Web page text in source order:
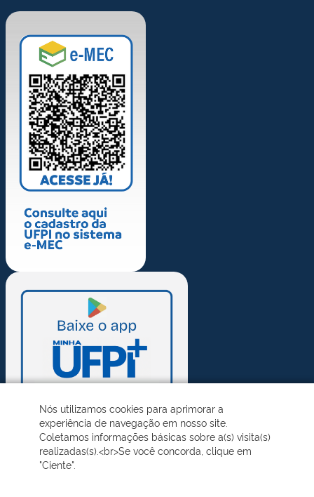
Nós utilizamos cookies para aprimorar a
experiência de navegação em nosso site.
Coletamos informações básicas sobre a(s) visita(s)
realizadas(s).<br>Se você concorda, clique em
"Ciente".